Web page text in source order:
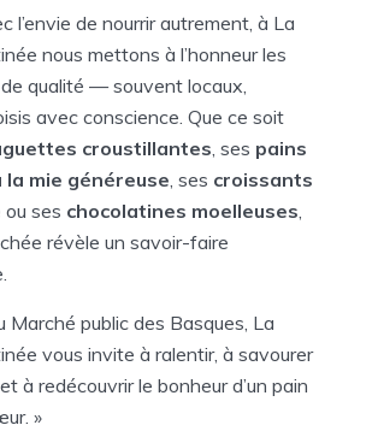
l’envie de nourrir autrement, à La
nous mettons à l’honneur les
qualité — souvent locaux,
avec conscience. Que ce soit
croustillantes, ses pains
la mie généreuse, ses croissants
ou ses chocolatines moelleuses,
révèle un savoir-faire
Marché public des Basques, La
vous invite à ralentir, à savourer
à redécouvrir le bonheur d’un pain
»